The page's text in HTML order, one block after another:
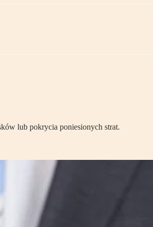
lub pokrycia poniesionych strat.